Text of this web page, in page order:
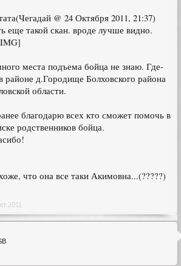
@ 24 Октября 2011, 21:37)
еще такой скан. вроде лучше видно.
места подъема бойца не знаю. Где-
районе д.Городище Болховского района
области.
благодарю всех кто сможет помочь в
родственников бойца.
что она все таки Акимовна...(?????)
2011